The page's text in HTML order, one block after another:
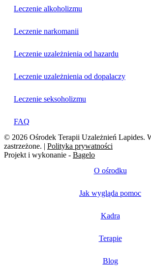
Leczenie alkoholizmu
Leczenie narkomanii
Leczenie uzależnienia od hazardu
Leczenie uzależnienia od dopalaczy
Leczenie seksoholizmu
FAQ
© 2026 Ośrodek Terapii Uzależnień Lapides.
zastrzeżone. | Polityka prywatności
Projekt i wykonanie - Bagelo
O ośrodku
Jak wygląda pomoc
Kadra
Terapie
Blog